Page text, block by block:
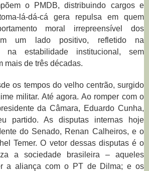
o PMDB, distribuindo cargos e
lá-dá-cá gera repulsa em quem
moral irrepreensível dos
um lado positivo, refletido na
na estabilidade institucional, sem
mais de três décadas.
os tempos do velho centrão, surgido
militar. Até agora. Ao romper com o
da Câmara, Eduardo Cunha,
partido. As disputas internas hoje
do Senado, Renan Calheiros, e o
Temer. O vetor dessas disputas é o
a sociedade brasileira – aqueles
a aliança com o PT de Dilma; e os